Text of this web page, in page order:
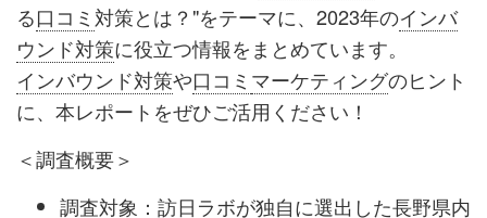
る口コミ 対策とは？"をテーマに、2023年のインバ
ウンド対策に役立つ情報をまとめています。
インバウンド対策や口コミ マーケティングのヒント
に、本レポートをぜひご活用ください！
＜調査概要＞
調査対象：訪日ラボが独自に選出した長野県内